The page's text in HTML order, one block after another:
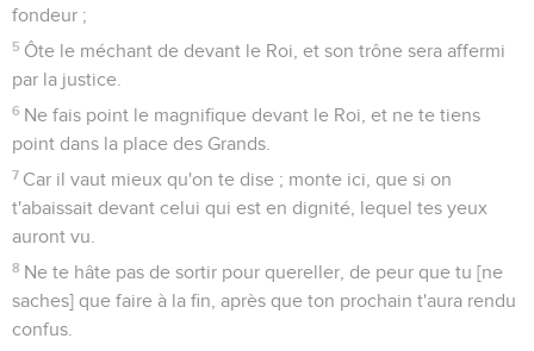
fondeur ;
5 Ôte le méchant de devant le Roi, et son trône sera affermi
par la justice.
6 Ne fais point le magnifique devant le Roi, et ne te tiens
point dans la place des Grands.
7 Car il vaut mieux qu'on te dise ; monte ici, que si on
t'abaissait devant celui qui est en dignité, lequel tes yeux
auront vu.
8 Ne te hâte pas de sortir pour quereller, de peur que tu [ne
saches] que faire à la fin, après que ton prochain t'aura rendu
confus.